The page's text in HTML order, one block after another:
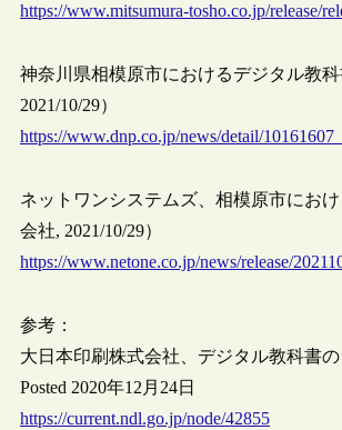
https://www.mitsumura-tosho.co.jp/release/
神奈川県相模原市におけるデジタル教
2021/10/29）
https://www.dnp.co.jp/news/detail/
ネットワンシステムズ、相模原市にお
会社, 2021/10/29）
https://www.netone.co.jp/news/release/
参考：
大日本印刷株式会社、デジタル教科書
Posted 2020年12月24日
https://current.ndl.go.jp/node/42855